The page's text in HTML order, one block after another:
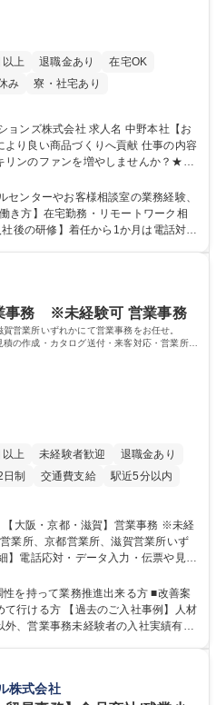
上 退職金あり
在宅OK
み 寮・社宅あり
求人名 中野本社【お
商品づくりへ貢献 仕事の内容
ンのファンを増やしませんか？★≫
活かしていく上で、窓口となるお客
お客様からの声に迅速かつ誠意をも
ープ内活動に反映しています。 【具
野本社【お客様
い商品づくりへ貢献
ンターやお客様相談室の業務経験、
き方】在宅勤務・リモートワーク相
て】キリングループの広報機能を担
切にし、磨き上げたホスピタリティ
ながら広報関連業務を行っておりま
事務 ※未経験可 営業事務
営業所いずれかにて営業事務をお任せ。
の作成・カタログ送付・来客対応・営業所内
上 未経験者歓迎
退職金あり
制 交通費支給
駅近5分以内
】電話応対・データ入力・伝票や見積
業所内で発生する事務業務や業務改
です。業務システムがきちんと構築さ
ることができる環境です。また、
事務 ※未経験可
を持って業務推進出来る方 ■改善案
行ける方 【過去のご入社事例】人材
、営業事務未経験者の入社実績有
能動的なサポート、改善の動きも期
として、チームに貢献し、結果的に
株式会社